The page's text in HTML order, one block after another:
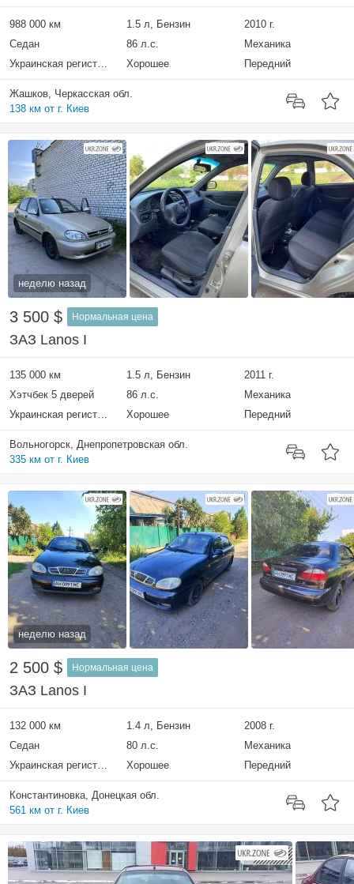
988 000 км 1.5 л, Бензин
2010 г.
Седан
86 л.с.
Механика
Украинская регистрация
Хорошее Передний
Жашков, Черкасская обл.
138 км от г. Киев
неделю назад
3 500 $ Нормальная цена
ЗАЗ Lanos I
135 000 км 1.5 л, Бензин
2011 г.
Хэтчбек 5 дверей
86 л.с.
Механика
Украинская регистрация
Хорошее Передний
Вольногорск, Днепропетровская обл.
335 км от г. Киев
неделю назад
2 500 $ Нормальная цена
ЗАЗ Lanos I
132 000 км 1.4 л, Бензин
2008 г.
Седан
80 л.с.
Механика
Украинская регистрация
Хорошее Передний
Константиновка, Донецкая обл.
561 км от г. Киев